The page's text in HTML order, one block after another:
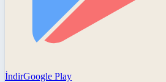
İndirGoogle Play